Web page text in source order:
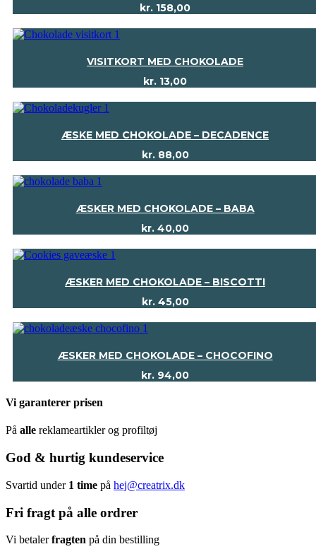
kr. 158,00
VISITKORT MED CHOKOLADE
kr. 13,00
ÆSKE MED CHOKOLADE – DECADENCE
kr.88,00
ÆSKER MED CHOKOLADE – BABA
kr. 40,00
ÆSKER MED CHOKOLADE – BISCOTTI
kr.45,00
ÆSKER MED CHOKOLADE – CHOCOFINO
kr. 94,00
Vi garanterer prisen
På alle reklameartikler og profiltøj
God & hurtig kundeservice
Svartid under 1 time på hej@creatrix.dk
Fri fragt på alle ordrer
Vi betalerfragten på din bestilling